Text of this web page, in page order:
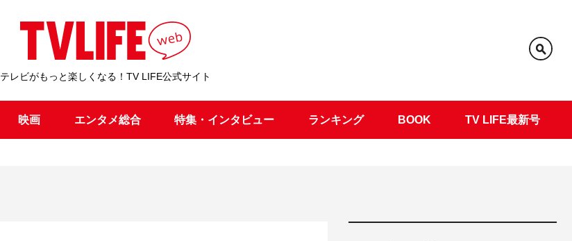
テレビがもっと楽しくなる！TV LIFE公式サイト
映画 エンタメ総合 特集・インタビュー ランキング BOOK TV LIFE最新号